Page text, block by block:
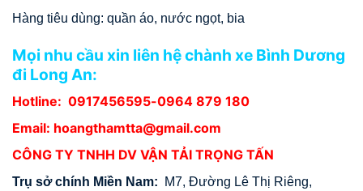
Hàng tiêu dùng: quần áo, nước ngọt, bia
Mọi nhu cầu xin liên hệ chành xe Bình Dương
đi Long An:
Hotline: 0917456595-0964 879 180
Email: hoangthamtta@gmail.com
CÔNG TY TNHH DV VẬN TẢI TRỌNG TẤN
Trụ sở chính Miền Nam:
M7, Đường Lê Thị Riêng,